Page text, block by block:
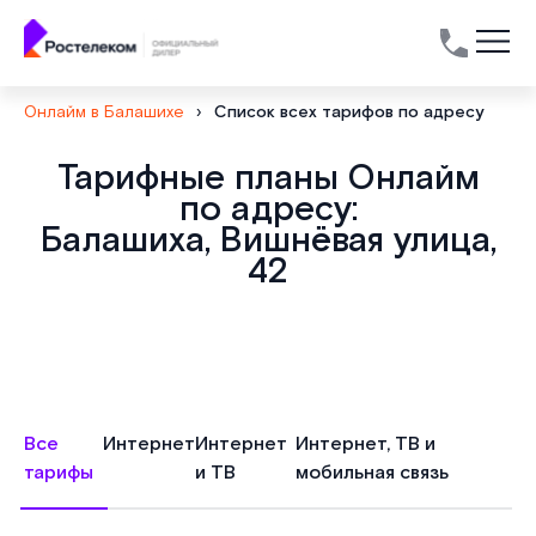
Онлайм в Балашихе › Список всех тарифов по адресу
Тарифные планы Онлайм
по адресу:
Балашиха, Вишнёвая улица,
42
Все
тарифы
ИнтернетИнтернет
и ТВ
Интернет, ТВ и
мобильная связь